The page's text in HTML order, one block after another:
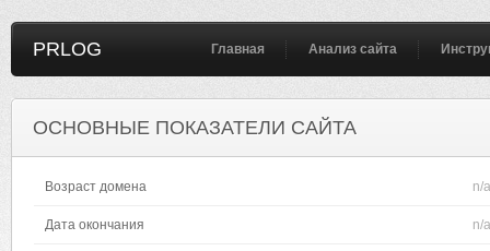
PRLOG Главная Анализ сайта
ОСНОВНЫЕ ПОКАЗАТЕЛИ САЙТА
Возраст домена n/a
Дата окончания n/a